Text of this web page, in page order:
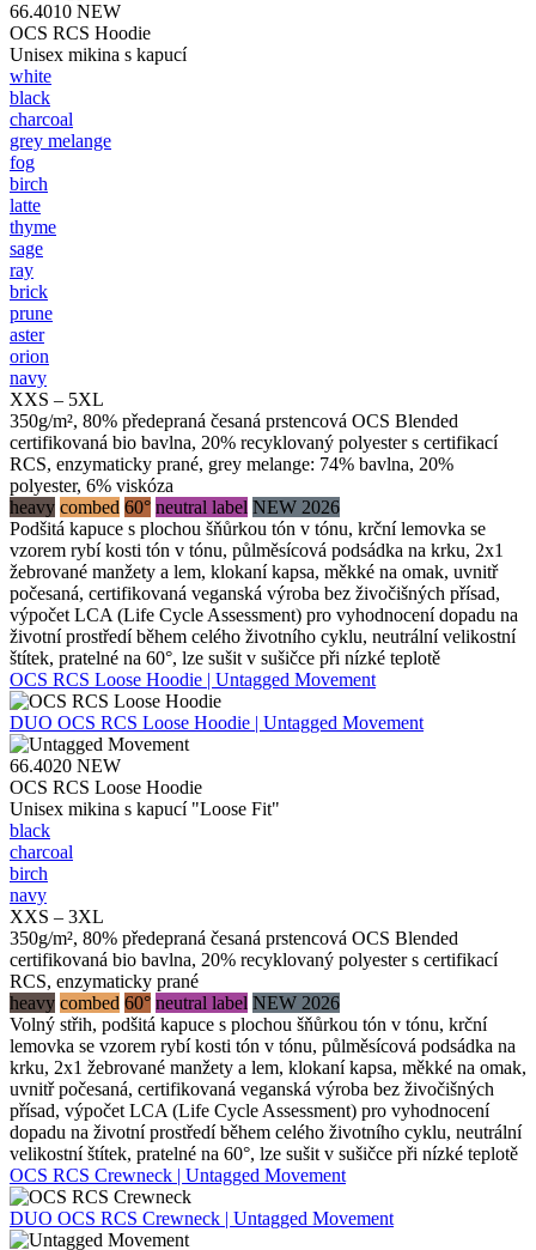
66.4010 NEW
OCS RCS Hoodie
Unisex mikina s kapucí
white
black
charcoal
grey melange
fog
birch
latte
thyme
sage
ray
brick
prune
aster
orion
navy
XXS – 5XL
350g/m², 80% předepraná česaná prstencová OCS Blended
certifikovaná bio bavlna, 20% recyklovaný polyester s certifikací
RCS, enzymaticky prané, grey melange: 74% bavlna, 20%
polyester, 6% viskóza
heavy combed 60° neutral label NEW 2026
Podšitá kapuce s plochou šňůrkou tón v tónu, krční lemovka se
vzorem rybí kosti tón v tónu, půlměsícová podsádka na krku, 2x1
žebrované manžety a lem, klokaní kapsa, měkké na omak, uvnitř
počesaná, certifikovaná veganská výroba bez živočišných přísad,
výpočet LCA (Life Cycle Assessment) pro vyhodnocení dopadu na
životní prostředí během celého životního cyklu, neutrální velikostní
štítek, pratelné na 60°, lze sušit v sušičce při nízké teplotě
OCS RCS Loose Hoodie | Untagged Movement
DUO OCS RCS Loose Hoodie | Untagged Movement
66.4020 NEW
OCS RCS Loose Hoodie
Unisex mikina s kapucí "Loose Fit"
black
charcoal
birch
navy
XXS – 3XL
350g/m², 80% předepraná česaná prstencová OCS Blended
certifikovaná bio bavlna, 20% recyklovaný polyester s certifikací
RCS, enzymaticky prané
heavy combed 60° neutral label NEW 2026
Volný střih, podšitá kapuce s plochou šňůrkou tón v tónu, krční
lemovka se vzorem rybí kosti tón v tónu, půlměsícová podsádka na
krku, 2x1 žebrované manžety a lem, klokaní kapsa, měkké na omak,
uvnitř počesaná, certifikovaná veganská výroba bez živočišných
přísad, výpočet LCA (Life Cycle Assessment) pro vyhodnocení
dopadu na životní prostředí během celého životního cyklu, neutrální
velikostní štítek, pratelné na 60°, lze sušit v sušičce při nízké teplotě
OCS RCS Crewneck | Untagged Movement
DUO OCS RCS Crewneck | Untagged Movement